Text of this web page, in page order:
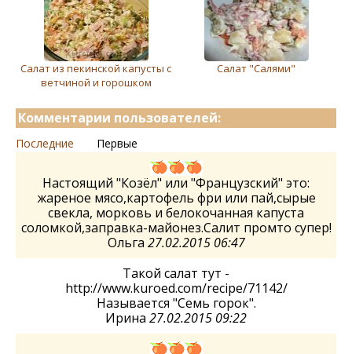
Салат из пекинской капусты с
ветчиной и горошком
Салат "Салями"
Комментарии пользователей:
Последние Первые
Настоящий "Козёл" или "Французский" это:
жареное мясо,картофель фри или пай,сырые
свекла, морковь и белокочанная капуста
соломкой,заправка-майонез.Салит промто супер!
Ольга 27.02.2015 06:47
Такой салат тут -
http://www.kuroed.com/recipe/71142/
Называется "Семь горок".
Ирина 27.02.2015 09:22